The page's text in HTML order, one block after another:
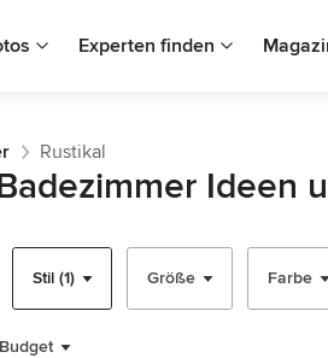
Experten finden
Rustikal
Ideen
Stil (1) Größe Farbe
Budget